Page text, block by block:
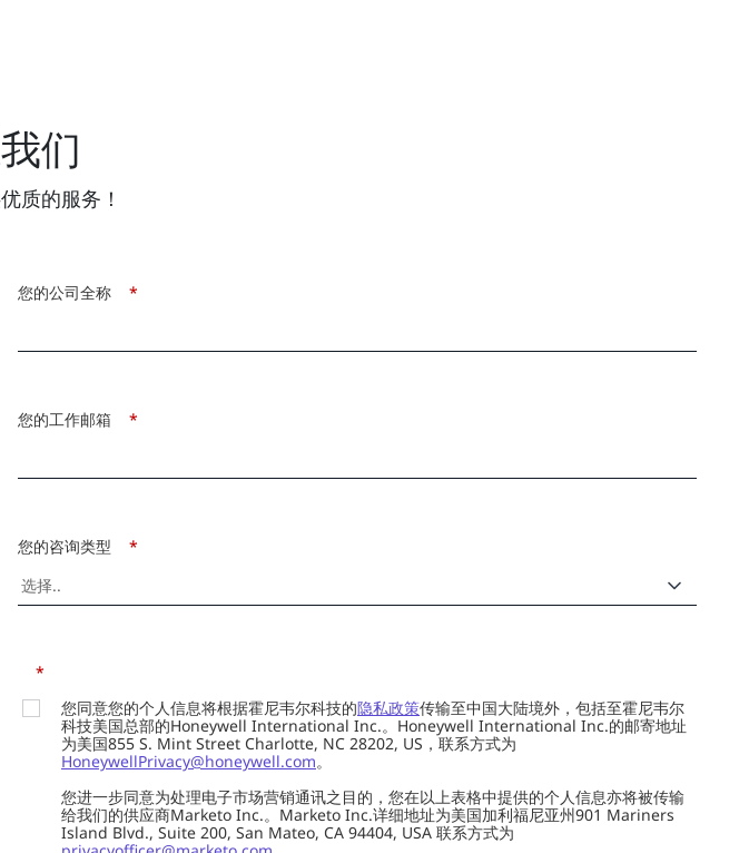
们
质的服务！
*
您的公司全称
*
您的工作邮箱
*
您的咨询类型
*
您同意您的个人信息将根据霍尼韦尔科技的隐私政策传输至中国大陆境外，包括至霍尼韦尔
科技美国总部的Honeywell International Inc.。Honeywell International Inc.的邮寄地址
为美国855 S. Mint Street Charlotte, NC 28202, US，联系方式为
HoneywellPrivacy@honeywell.com。
您进一步同意为处理电子市场营销通讯之目的，您在以上表格中提供的个人信息亦将被传输
给我们的供应商Marketo Inc.。Marketo Inc.详细地址为美国加利福尼亚州901 Mariners
Island Blvd., Suite 200, San Mateo, CA 94404, USA 联系方式为